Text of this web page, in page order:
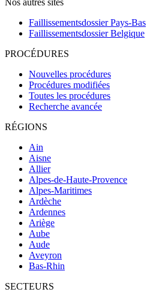
Nos autres sites
Faillissementsdossier Pays-Bas
Faillissementsdossier Belgique
PROCÉDURES
Nouvelles procédures
Procédures modifiées
Toutes les procédures
Recherche avancée
RÉGIONS
Ain
Aisne
Allier
Alpes-de-Haute-Provence
Alpes-Maritimes
Ardèche
Ardennes
Ariège
Aube
Aude
Aveyron
Bas-Rhin
SECTEURS